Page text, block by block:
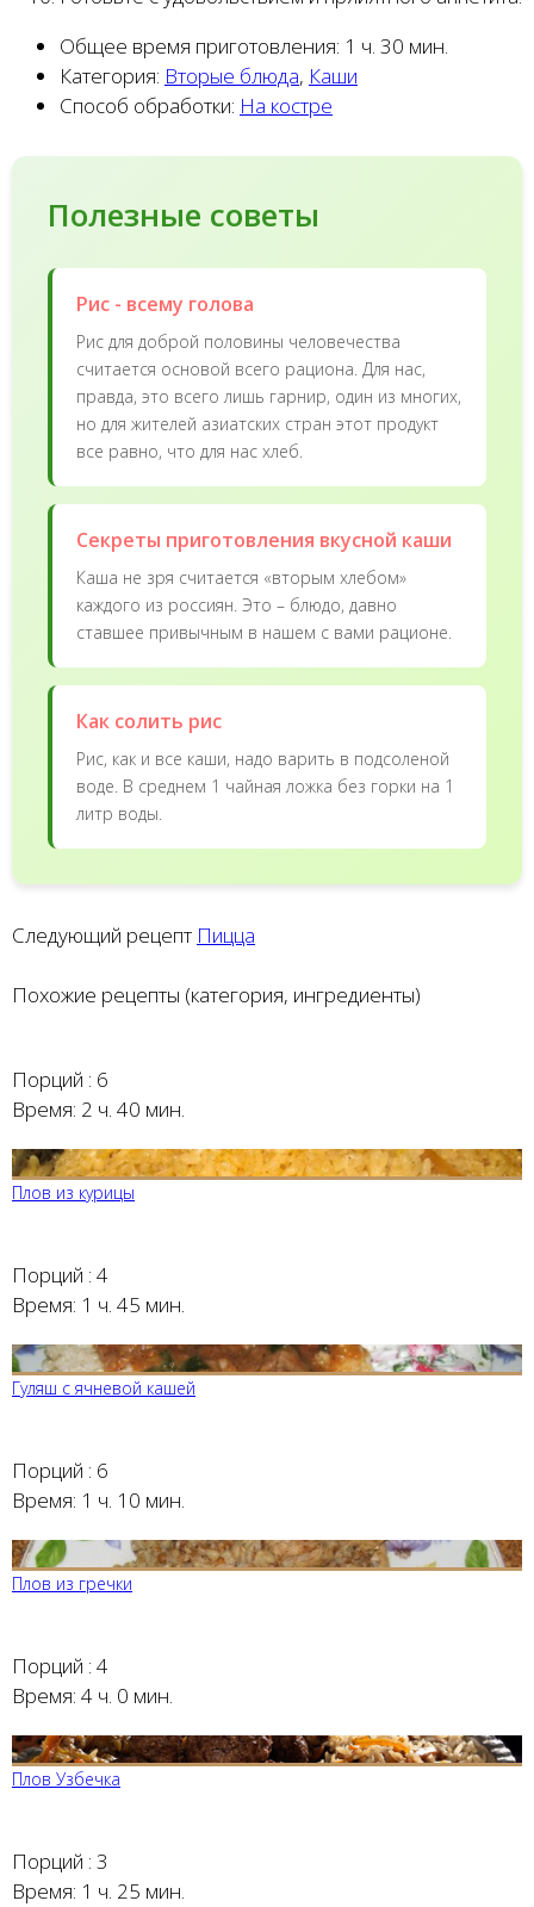
Общее время приготовления: 1 ч. 30 мин.
Категория: Вторые блюда, Каши
Способ обработки: На костре
Полезные советы
Рис - всему голова
Рис для доброй половины человечества
считается основой всего рациона. Для нас,
правда, это всего лишь гарнир, один из многих,
но для жителей азиатских стран этот продукт
все равно, что для нас хлеб.
Секреты приготовления вкусной каши
Каша не зря считается «вторым хлебом»
каждого из россиян. Это – блюдо, давно
ставшее привычным в нашем с вами рационе.
Как солить рис
Рис, как и все каши, надо варить в подсоленой
воде. В среднем 1 чайная ложка без горки на 1
литр воды.
Следующий рецепт Пицца
Похожие рецепты (категория, ингредиенты)
Порций : 6
Время: 2 ч. 40 мин.
Плов из курицы
Порций : 4
Время: 1 ч. 45 мин.
Гуляш с ячневой кашей
Порций : 6
Время: 1 ч. 10 мин.
Плов из гречки
Порций : 4
Время: 4 ч. 0 мин.
Плов Узбечка
Порций : 3
Время: 1 ч. 25 мин.